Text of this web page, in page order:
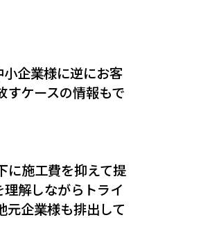
企業様に逆にお客
すケースの情報もで
に施工費を抑えて提
解しながらトライ
企業様も排出して